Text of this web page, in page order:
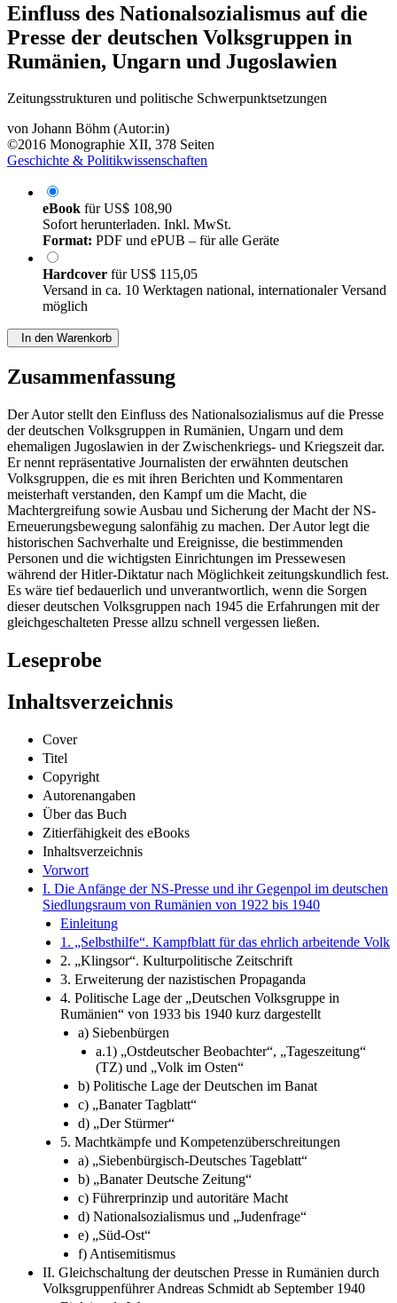
Einfluss des Nationalsozialismus auf die
Presse der deutschen Volksgruppen in
Rumänien, Ungarn und Jugoslawien
Zeitungsstrukturen und politische Schwerpunktsetzungen
von Johann Böhm (Autor:in)
©2016 Monographie XII, 378 Seiten
Geschichte & Politikwissenschaften
eBook fürUS$ 108,90
Sofort herunterladen. Inkl. MwSt.
Format: PDF und ePUB – für alle Geräte
Hardcover fürUS$ 115,05
Versand in ca. 10 Werktagen national, internationaler Versand
möglich
In den Warenkorb
Zusammenfassung
Der Autor stellt den Einfluss des Nationalsozialismus auf die Presse
der deutschen Volksgruppen in Rumänien, Ungarn und dem
ehemaligen Jugoslawien in der Zwischenkriegs- und Kriegszeit dar.
Er nennt repräsentative Journalisten der erwähnten deutschen
Volksgruppen, die es mit ihren Berichten und Kommentaren
meisterhaft verstanden, den Kampf um die Macht, die
Machtergreifung sowie Ausbau und Sicherung der Macht der NS-
Erneuerungsbewegung salonfähig zu machen. Der Autor legt die
historischen Sachverhalte und Ereignisse, die bestimmenden
Personen und die wichtigsten Einrichtungen im Pressewesen
während der Hitler-Diktatur nach Möglichkeit zeitungskundlich fest.
Es wäre tief bedauerlich und unverantwortlich, wenn die Sorgen
dieser deutschen Volksgruppen nach 1945 die Erfahrungen mit der
gleichgeschalteten Presse allzu schnell vergessen ließen.
Leseprobe
Inhaltsverzeichnis
Cover
Titel
Copyright
Autorenangaben
Über das Buch
Zitierfähigkeit des eBooks
Inhaltsverzeichnis
Vorwort
I. Die Anfänge der NS-Presse und ihr Gegenpol im deutschen
Siedlungsraum von Rumänien von 1922 bis 1940
Einleitung
1. „Selbsthilfe“. Kampfblatt für das ehrlich arbeitende Volk
2. „Klingsor“. Kulturpolitische Zeitschrift
3. Erweiterung der nazistischen Propaganda
4. Politische Lage der „Deutschen Volksgruppe in
Rumänien“ von 1933 bis 1940 kurz dargestellt
a) Siebenbürgen
a.1) „Ostdeutscher Beobachter“, „Tageszeitung“
(TZ) und „Volk im Osten“
b) Politische Lage der Deutschen im Banat
c) „Banater Tagblatt“
d) „Der Stürmer“
5. Machtkämpfe und Kompetenzüberschreitungen
a) „Siebenbürgisch-Deutsches Tageblatt“
b) „Banater Deutsche Zeitung“
c) Führerprinzip und autoritäre Macht
d) Nationalsozialismus und „Judenfrage“
e) „Süd-Ost“
f) Antisemitismus
II. Gleichschaltung der deutschen Presse in Rumänien durch
Volksgruppenführer Andreas Schmidt ab September 1940